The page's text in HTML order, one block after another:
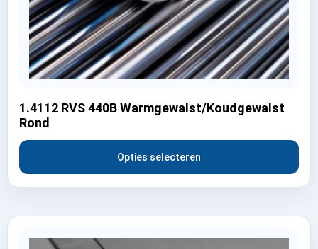
1.4112 RVS 440B Warmgewalst/Koudgewalst
Rond
Opties selecteren